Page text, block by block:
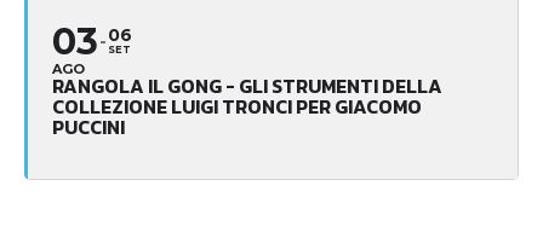
03
AGO
06
SET
RANGOLA IL GONG - GLI STRUMENTI DELLA
COLLEZIONE LUIGI TRONCI PER GIACOMO
PUCCINI